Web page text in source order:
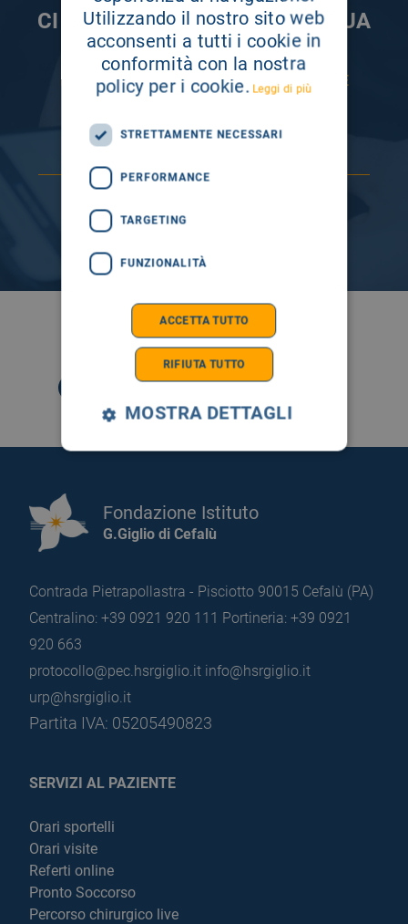
CI PRENDIAMO CURA DELLA TUA
INFORMAZIONE
ISCRIVITI AI NOSTRI CANALI PER RESTARE
SEMPRE AGGIORNATO
SEGUICI SU
Fondazione Istituto
G.Giglio di Cefalù
Contrada Pietrapollastra - Pisciotto 90015 Cefalù (PA)
Centralino: +39 0921 920 111 Portineria: +39 0921
920 663
protocollo@pec.hsrgiglio.it info@hsrgiglio.it
urp@hsrgiglio.it
Partita IVA: 05205490823
SERVIZI AL PAZIENTE
Orari sportelli
Orari visite
Referti online
Pronto Soccorso
Percorso chirurgico live
Utilizzando il nostro sito web
acconsenti a tutti i cookie in
conformità con la nostra
policy per i cookie. Leggi di più
STRETTAMENTE NECESSARI
PERFORMANCE
TARGETING
FUNZIONALITÀ
ACCETTA TUTTO
RIFIUTA TUTTO
MOSTRA DETTAGLI